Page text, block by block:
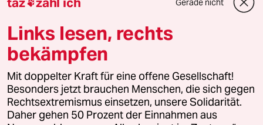
Downloads für Abonnierende
© 2026 taz Verlags und Vertriebs GmbH
Alle Rechte vorbehalten. Bei rechtlichen Fragen oder für Genehmigungen
wenden Sie sich bitte an
lizenzen@taz.de
Feedback Redaktionsstatut Kommune-Richtlinien
 Gerade nicht
Links lesen, rechts
bekämpfen
Mit doppelter Kraft für eine offene Gesellschaft!
Besonders jetzt brauchen Menschen, die sich gegen
Rechtsextremismus einsetzen, unsere Solidarität.
Daher gehen 50 Prozent der Einnahmen aus